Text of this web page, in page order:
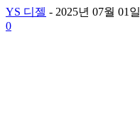
YS 디젤 - 2025년 07월 01일
0